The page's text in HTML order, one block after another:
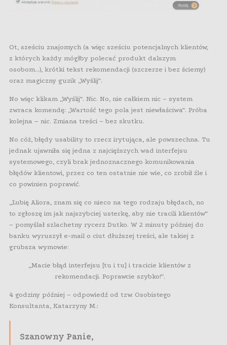
Ot, sześciu znajomych (a więc sześciu potencjalnych klientów,
z których każdy mógłby polecać produkt dalszym
osobom…), krótki tekst rekomendacji (szczerze i bez ściemy)
oraz magiczny guzik „Wyślij”.
No więc klikam „Wyślij”. Nic. No, nie całkiem nic – system
zwraca komendę: „Wartość tego pola jest niewłaściwa”. Próba
kolejna – nic. Zmiana treści – bez skutku.
No cóż, błędy usability to rzecz irytująca, ale powszechna. Tu
jednak ujawniła się jedna z najcięższych wad interfejsu
systemowego, czyli brak jednoznacznego komunikowania
błędów klientowi, przez co ten ostatnie nie wie, co zrobił źle i
co powinien poprawić.
„Lubię Aliora, znam się co nieco na tego rodzaju błędach, no
to zgłoszę im jak najszybciej usterkę, aby nie tracili klientów”
– pomyślał szlachetny rycerz Dutko. W 2 minuty później do
banku wyruszył e-mail o ciut dłuższej treści, ale takiej z
grubsza wymowie:
„Macie błąd interfejsu [tu i tu] i tracicie klientów z
rekomendacji. Poprawcie szybko!”.
4 godziny później – odpowiedź od tzw. Osobistego
Konsultanta, Katarzyny M.:
Szanowny Panie,